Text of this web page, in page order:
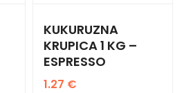
KUKURUZNA
KRUPICA 1 KG –
ESPRESSO
1.27 €